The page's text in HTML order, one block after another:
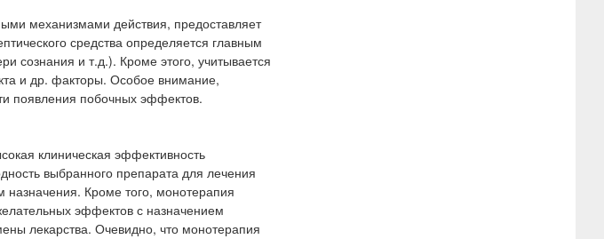
механизмами действия, предоставляет
средства определяется главным
сознания и т.д.). Кроме этого, учитывается
и др. факторы. Особое внимание,
появления побочных эффектов.
клиническая эффективность
выбранного препарата для лечения
назначения. Кроме того, монотерапия
эффектов с назначением
лекарства. Очевидно, что монотерапия